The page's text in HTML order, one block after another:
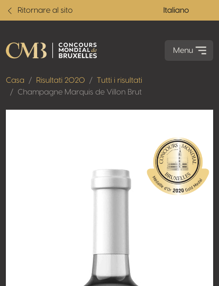
Ritornare al sito Italiano
Menu
Casa Risultati 2020
Tutti i risultati
Champagne Marquis de Villon Brut